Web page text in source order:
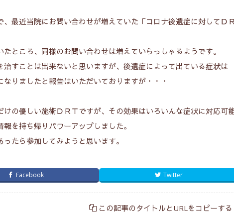
、最近当院にお問い合わせが増えていた「コロナ後遺症に対してＤ
たところ、同様のお問い合わせは増えていらっしゃるようです。
治すことは出来ないと思いますが、後遺症によって出ている症状は
なりましたと報告はいただいておりますが・・・
けの優しい施術ＤＲＴですが、その効果はいろいんな症状に対応可能
を持ち帰りパワーアップしました。
ったら参加してみようと思います。
Facebook Twitter
この記事のタイトルとURLをコピーする